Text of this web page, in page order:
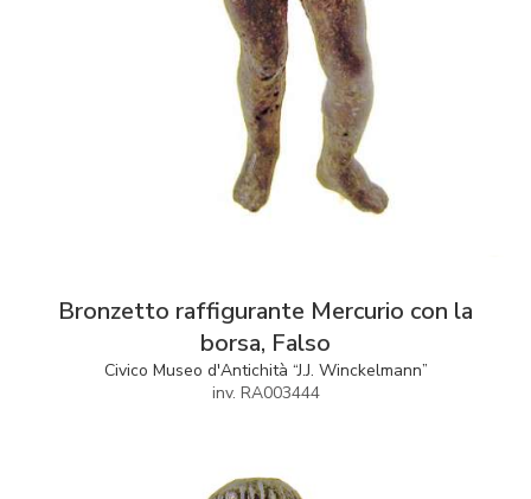
Bronzetto raffigurante Mercurio con la
borsa, Falso
Civico Museo d'Antichità “J.J. Winckelmann”
inv. RA003444